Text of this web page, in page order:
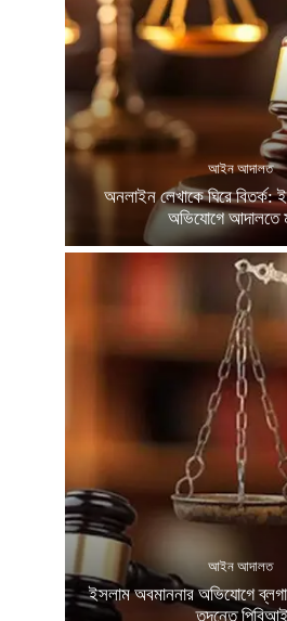
আইন আদালত
অনলাইন লেখাকে ঘিরে বিতর্ক:
অভিযোগে আদালতে
আইন আদালত
ইসলাম অবমাননার অভিযোগে
তদন্তে